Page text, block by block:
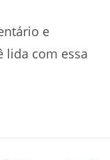
e
lida com essa